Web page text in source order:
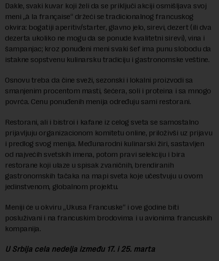
Dakle, svaki kuvar koji želi da se priključi akciji osmišljava svoj
meni „à la française“ držeći se tradicionalnog francuskog
okvira: bogatiji aperitiv/starter, glavno jelo, sirevi, dezert (ili dva
dezerta ukoliko ne mogu da se ponude kvalitetni sirevi), vina i
šampanjac; kroz ponuđeni meni svaki šef ima punu slobodu da
istakne sopstvenu kulinarsku tradiciju i gastronomske veštine.
Osnovu treba da čine sveži, sezonski i lokalni proizvodi sa
smanjenim procentom masti, šećera, soli i proteina i sa mnogo
povrća. Cenu ponuđenih menija određuju sami restorani.
Restorani, ali i bistroi i kafane iz celog sveta se samostalno
prijavljuju organizacionom komitetu online, priloživši uz prijavu
i predlog svog menija. Međunarodni kulinarski žiri, sastavljen
od najvećih svetskih imena, potom pravi selekciju i bira
restorane koji ulaze u spisak zvaničnih, brendiranih
gastronomskih tačaka na mapi sveta koje učestvuju u ovom
jedinstvenom, globalnom projektu.
Meniji će u okviru „Ukusa Francuske“ i ove godine biti
posluživani i na francuskim brodovima i u avionima francuskih
kompanija.
U Srbija cela nedelja između 17. i 25. marta